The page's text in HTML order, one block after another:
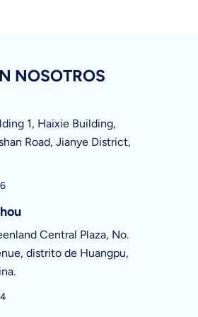
NOSOTROS
1, Haixie Building,
Road, Jianye District,
Central Plaza, No.
distrito de Huangpu,